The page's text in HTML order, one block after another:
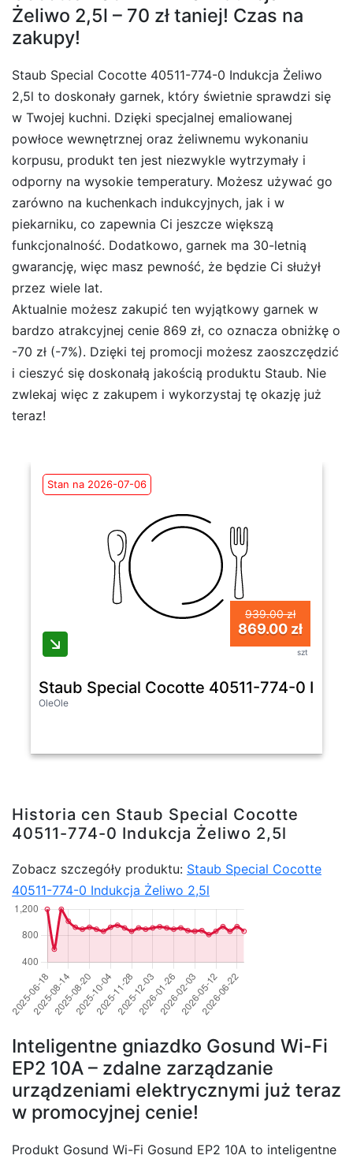
Żeliwo 2,5l – 70 zł taniej! Czas na
zakupy!
Staub Special Cocotte 40511-774-0 Indukcja Żeliwo
2,5l to doskonały garnek, który świetnie sprawdzi się
w Twojej kuchni. Dzięki specjalnej emaliowanej
powłoce wewnętrznej oraz żeliwnemu wykonaniu
korpusu, produkt ten jest niezwykle wytrzymały i
odporny na wysokie temperatury. Możesz używać go
zarówno na kuchenkach indukcyjnych, jak i w
piekarniku, co zapewnia Ci jeszcze większą
funkcjonalność. Dodatkowo, garnek ma 30-letnią
gwarancję, więc masz pewność, że będzie Ci służył
przez wiele lat.
Aktualnie możesz zakupić ten wyjątkowy garnek w
bardzo atrakcyjnej cenie 869 zł, co oznacza obniżkę o
-70 zł (-7%). Dzięki tej promocji możesz zaoszczędzić
i cieszyć się doskonałą jakością produktu Staub. Nie
zwlekaj więc z zakupem i wykorzystaj tę okazję już
teraz!
Stan na 2026-07-06
939.00 zł
869.00 zł
szt
Staub Special Cocotte 40511-774-0
OleOle
Historia cen Staub Special Cocotte
40511-774-0 Indukcja Żeliwo 2,5l
Zobacz szczegóły produktu: Staub Special Cocotte
40511-774-0 Indukcja Żeliwo 2,5l
Inteligentne gniazdko Gosund Wi-Fi
EP2 10A – zdalne zarządzanie
urządzeniami elektrycznymi już teraz
w promocyjnej cenie!
Produkt Gosund Wi-Fi Gosund EP2 10A to inteligentne